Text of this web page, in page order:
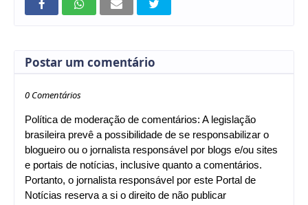
Postar um comentário
0 Comentários
Política de moderação de comentários: A legislação
brasileira prevê a possibilidade de se responsabilizar o
blogueiro ou o jornalista responsável por blogs e/ou sites
e portais de notícias, inclusive quanto a comentários.
Portanto, o jornalista responsável por este Portal de
Notícias reserva a si o direito de não publicar